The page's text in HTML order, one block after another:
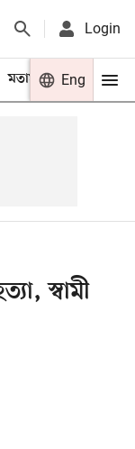
Login
মতামত খেলা
Eng
স্বামী